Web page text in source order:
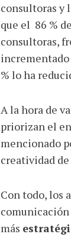
consultoras y
que el 86 %
consultoras,
incrementado
% lo ha
A la hora de
priorizan el
mencionado
creatividad
Con todo, los
comunicación
más